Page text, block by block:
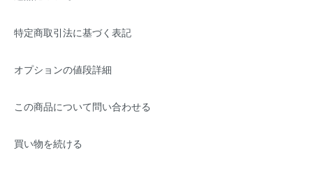
特定商取引法に基づく表記
オプションの値段詳細
この商品について問い合わせる
買い物を続ける